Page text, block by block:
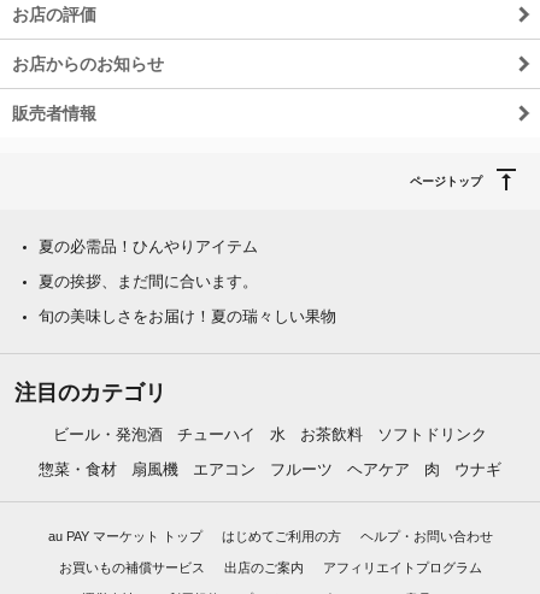
お店の評価
お店からのお知らせ
販売者情報
ページトップ
夏の必需品！ひんやりアイテム
夏の挨拶、まだ間に合います。
旬の美味しさをお届け！夏の瑞々しい果物
注目のカテゴリ
ビール・発泡酒 チューハイ 水 お茶飲料
ソフトドリンク
惣菜・食材
扇風機 エアコン フルーツ ヘアケア 肉 ウナギ
au PAY マーケット トップ はじめてご利用の方 ヘルプ・お問い合わせ
お買いもの補償サービス 出店のご案内 アフィリエイトプログラム